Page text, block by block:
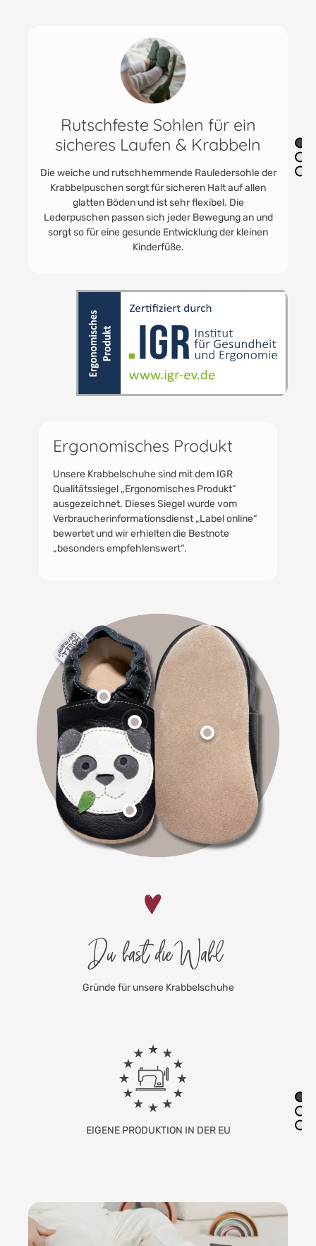
Praktisch & vielfältig einsetzbar
Die praktischen Jungen und Mädchenschuhe finden
immer Anwendung. In der Kita als Kitaschuhe oder
Babyturnschuhe. HOBEA Lederpuschen werden
gerne getragen. Für Unterwegs zu Oma und Opa und
zum Toben im eigenen Kinder - und Babyzimmer.
Ergonomisches Produkt
Unsere Krabbelschuhe sind mit dem IGR
Qualitätssiegel „Ergonomisches Produkt“
ausgezeichnet. Dieses Siegel wurde vom
Verbraucherinformationsdienst „Label online“
bewertet und wir erhielten die Bestnote
„besonders empfehlenswert“.
Du hast die Wahl
Gründe für unsere Krabbelschuhe
FAMILIENUNTERNEHMEN MIT SITZ IN